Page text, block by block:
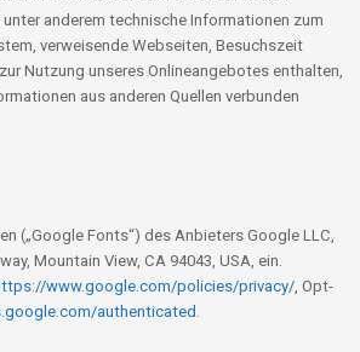
anderem technische Informationen zum
verweisende Webseiten, Besuchszeit
Nutzung unseres Onlineangebotes enthalten,
aus anderen Quellen verbunden
(„Google Fonts“) des Anbieters Google LLC,
Mountain View, CA 94043, USA, ein.
www.google.com/policies/privacy/, Opt-
authenticated .